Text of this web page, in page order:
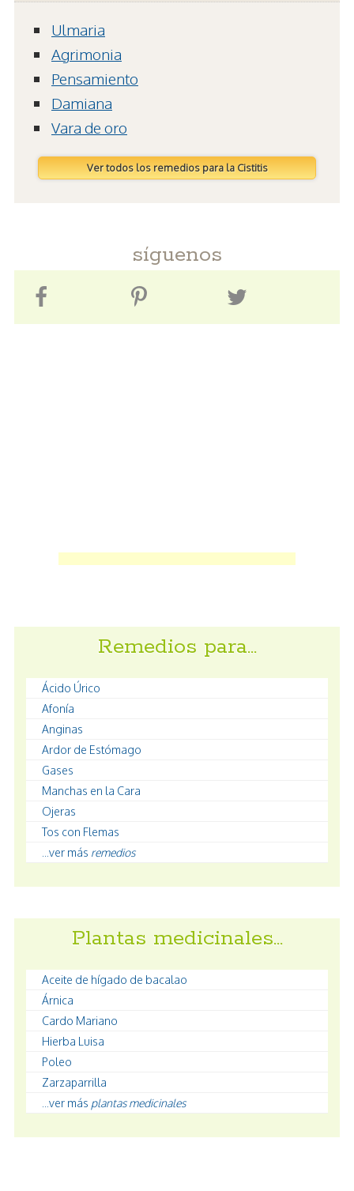
Ulmaria
Agrimonia
Pensamiento
Damiana
Vara de oro
Ver todos los remedios para la Cistitis
síguenos
Remedios para…
Ácido Úrico
Afonía
Anginas
Ardor de Estómago
Gases
Manchas en la Cara
Ojeras
Tos con Flemas
...ver más remedios
Plantas medicinales…
Aceite de hígado de bacalao
Árnica
Cardo Mariano
Hierba Luisa
Poleo
Zarzaparrilla
...ver más plantas medicinales